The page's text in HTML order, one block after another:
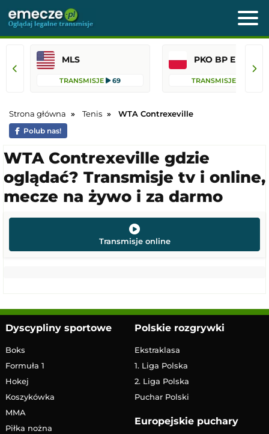
MLS
TRANSMISJE 69 TRANSMISJE
Strona główna Tenis WTA Contrexeville
Polub nas!
WTA Contrexeville gdzie
oglądać? Transmisje tv i online,
mecze na żywo i za darmo
Transmisje online
Dyscypliny sportowe
Boks
Formuła 1
Hokej
Koszykówka
MMA
Piłka nożna
Polskie rozgrywki
Ekstraklasa
1. Liga Polska
2. Liga Polska
Puchar Polski
Europejskie puchary